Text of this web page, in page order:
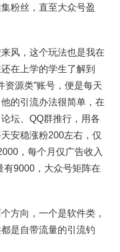
粉丝，直至大众号盈
风，这个玩法也是我在
在上学的学生了解到
资源类”账号，便是每天
的引流办法很简单，在
坛、QQ群推行，用各
安稳涨粉200左右，仅
，每个月仅广告收入
有9000，大众号矩阵在
方向，一个是软件类，
是自带流量的引流钓